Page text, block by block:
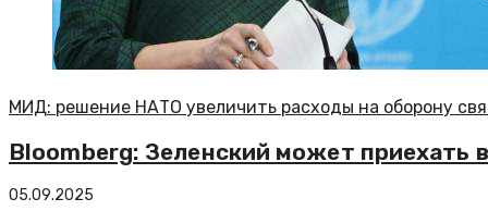
МИД: решение НАТО увеличить расходы на оборону
Bloomberg: Зеленский может приехать
05.09.2025